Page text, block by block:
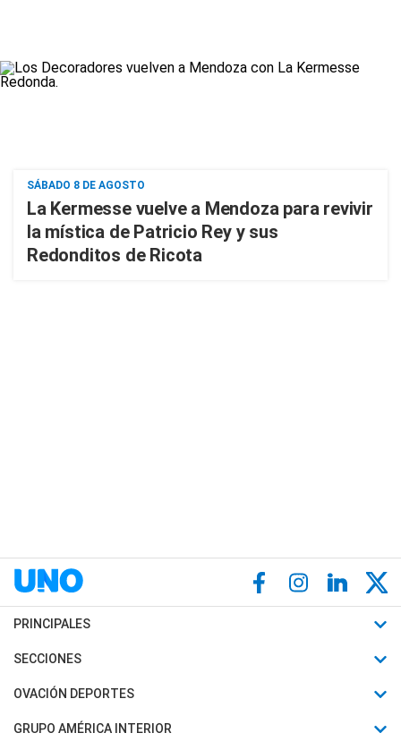
SÁBADO 8 DE AGOSTO
La Kermesse vuelve a Mendoza para revivir
la mística de Patricio Rey y sus
Redonditos de Ricota
PRINCIPALES
Últimas Noticias
Política
SECCIONES
Horóscopo
Motores
OVACIÓN DEPORTES
Fútbol
GRUPO AMÉRICA INTERIOR